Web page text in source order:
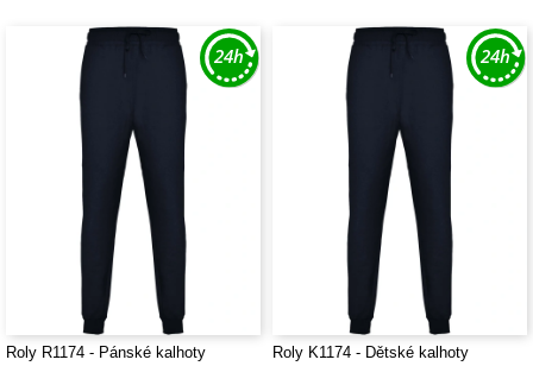
Roly R1174 - Pánské kalhoty Roly K1174 - Dětské kalhoty